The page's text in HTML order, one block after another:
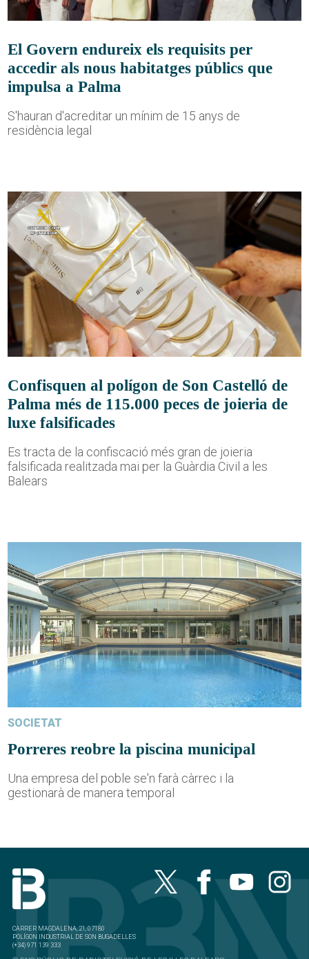
El Govern endureix els requisits per
accedir als nous habitatges públics que
impulsa a Palma
S'hauran d'acreditar un mínim de 15 anys de
residència legal
Confisquen al polígon de Son Castelló de
Palma més de 115.000 peces de joieria de
luxe falsificades
Es tracta de la confiscació més gran de joieria
falsificada realitzada mai per la Guàrdia Civil a les
Balears
SOCIETAT
Porreres reobre la piscina municipal
Una empresa del poble se'n farà càrrec i la
gestionarà de manera temporal
CARRER MAGDALENA, 21, 07180
POLÍGON INDUSTRIAL DE SON BUGADELLES
(+34) 971 139 333